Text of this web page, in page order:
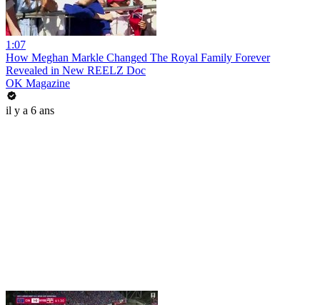
1:07
How Meghan Markle Changed The Royal Family Forever
Revealed in New REELZ Doc
OK Magazine
il y a 6 ans